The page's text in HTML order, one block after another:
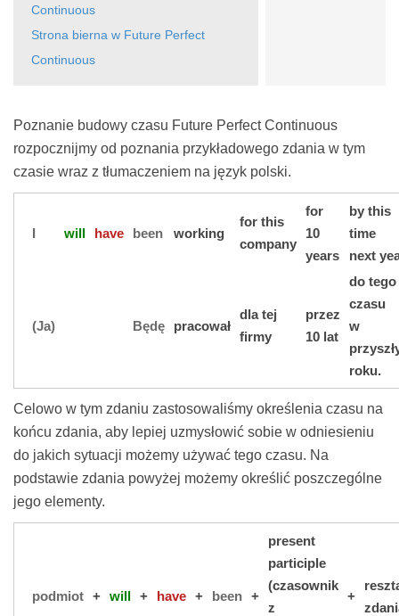
Continuous
Strona bierna w Future Perfect
Continuous
Poznanie budowy czasu Future Perfect Continuous
rozpocznijmy od poznania przykładowego zdania w tym
czasie wraz z tłumaczeniem na język polski.
I will have been working
for this
company
for
10
years
by this
time
next
(Ja) Będę pracował
dla tej
firmy
przez
10 lat
do tego
czasu
w
roku.
Celowo w tym zdaniu zastosowaliśmy określenia czasu na
końcu zdania, aby lepiej uzmysłowić sobie w odniesieniu
do jakich sytuacji możemy używać tego czasu. Na
podstawie zdania powyżej możemy określić poszczególne
jego elementy.
podmiot + will + have + been +
present
participle
(czasownik
z
+